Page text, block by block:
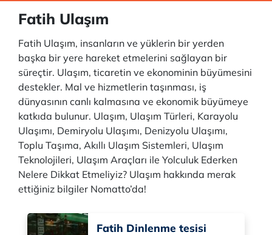
Fatih Ulaşım
Fatih Ulaşım, insanların ve yüklerin bir yerden
başka bir yere hareket etmelerini sağlayan bir
süreçtir. Ulaşım, ticaretin ve ekonominin büyümesini
destekler. Mal ve hizmetlerin taşınması, iş
dünyasının canlı kalmasına ve ekonomik büyümeye
katkıda bulunur. Ulaşım, Ulaşım Türleri, Karayolu
Ulaşımı, Demiryolu Ulaşımı, Denizyolu Ulaşımı,
Toplu Taşıma, Akıllı Ulaşım Sistemleri, Ulaşım
Teknolojileri, Ulaşım Araçları ile Yolculuk Ederken
Nelere Dikkat Etmeliyiz? Ulaşım hakkında merak
ettiğiniz bilgiler Nomatto’da!
Fatih Dinlenme tesisi